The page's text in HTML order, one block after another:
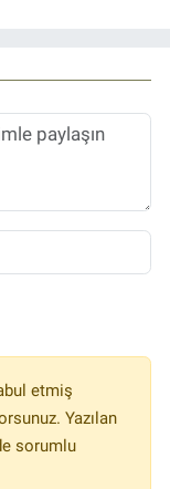
etmiş
Yazılan
sorumlu